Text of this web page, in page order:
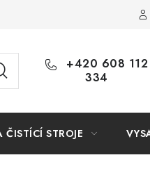
Samoobslužné
+420 608 112
334
STROJE